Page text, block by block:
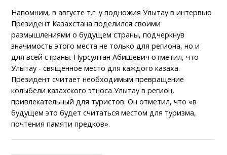
Напомним, в августе т.г. у подножия Улытау в интервью
Президент Казахстана поделился своими
размышлениями о будущем страны, подчеркнув
значимость этого места не только для региона, но и
для всей страны. Нурсултан Абишевич отметил, что
Улытау - священное место для каждого казаха.
Президент считает необходимым превращение
колыбели казахского этноса Улытау в регион,
привлекательный для туристов. Он отметил, что «в
будущем это будет считаться местом для туризма,
почтения памяти предков».